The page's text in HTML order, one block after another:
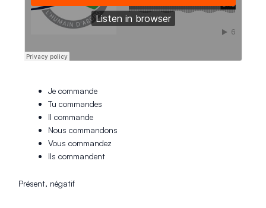
Je commande
Tu commandes
Il commande
Nous commandons
Vous commandez
Ils commandent
Présent, négatif